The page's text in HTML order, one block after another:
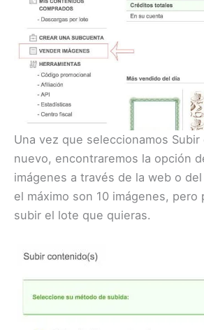
Una vez que seleccionamos
nuevo, encontraremos la opción
imágenes a través de la web o
el máximo son 10 imágenes, pero
subir el lote que quieras.